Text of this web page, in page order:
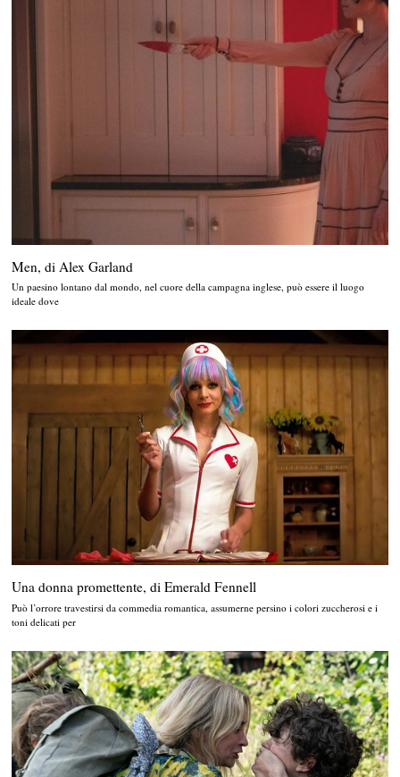
Men, di Alex Garland
Un paesino lontano dal mondo, nel cuore della campagna inglese, può essere il luogo
ideale dove
Una donna promettente, di Emerald Fennell
Può l’orrore travestirsi da commedia romantica, assumerne persino i colori zuccherosi e i
toni delicati per